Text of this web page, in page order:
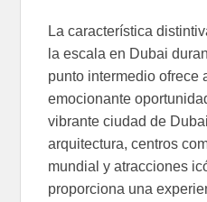
La característica
la escala en Dubai
punto intermedio ofrece
emocionante
vibrante ciudad de
arquitectura, centros
mundial y atracciones
proporciona una